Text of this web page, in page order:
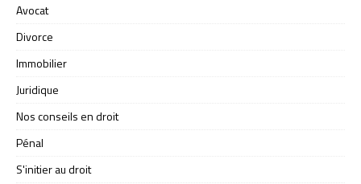
Avocat
Divorce
Immobilier
Juridique
Nos conseils en droit
Pénal
S'initier au droit